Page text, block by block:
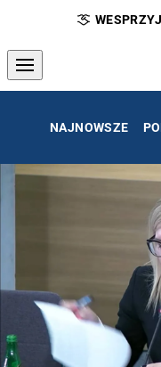
NAJNOWSZE